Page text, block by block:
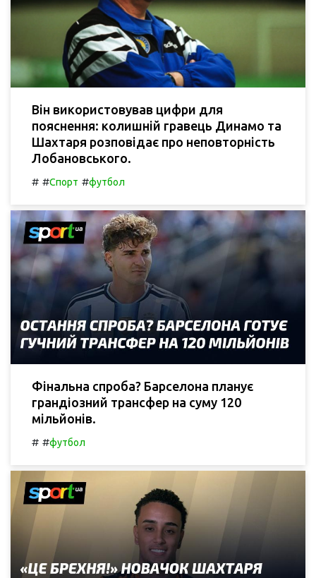
Він використовував цифри для
пояснення: колишній гравець Динамо та
Шахтаря розповідає про неповторність
Лобановського.
# #Спорт #футбол
Фінальна спроба? Барселона планує
грандіозний трансфер на суму 120
мільйонів.
# #футбол